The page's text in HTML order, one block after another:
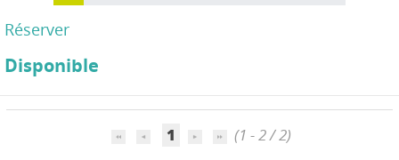
Réserver
Disponible
1 (1 - 2 / 2)